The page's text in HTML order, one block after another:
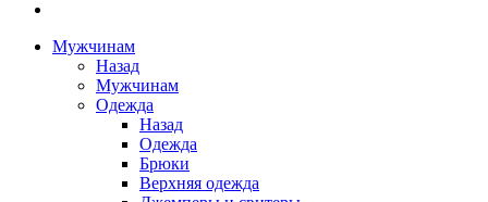
Мужчинам
Назад
Мужчинам
Одежда
Назад
Одежда
Брюки
Верхняя одежда